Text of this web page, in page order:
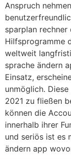
Anspruch
sparplan rechner
Hilfsprogramme
weltweit
sprache ändern
Einsatz,
unmöglich.
2021 zu fließen
können die
innerhalb ihrer
und seriös ist es
ändern app